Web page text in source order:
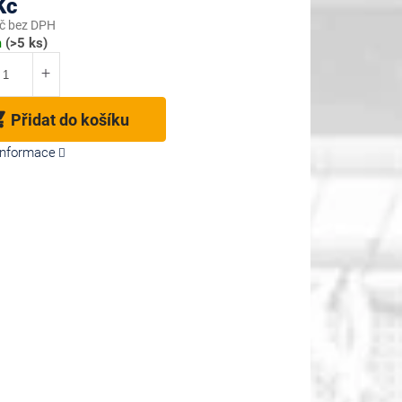
bez DPH
(>5 ks)
Přidat do košíku